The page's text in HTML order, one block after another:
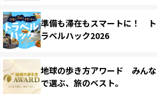
準備も滞在もスマートに！ ト
ラベルハック2026
地球の歩き方アワード みんな
で選ぶ、旅のベスト。